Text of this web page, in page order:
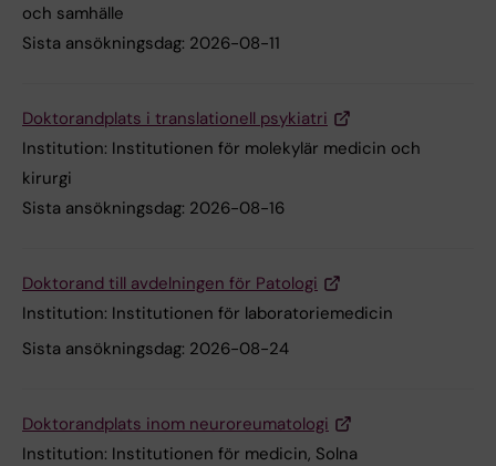
och samhälle
Sista ansökningsdag: 2026-08-11
Doktorandplats i translationell psykiatri
Institution: Institutionen för molekylär medicin och
kirurgi
Sista ansökningsdag: 2026-08-16
Doktorand till avdelningen för Patologi
Institution: Institutionen för laboratoriemedicin
Sista ansökningsdag: 2026-08-24
Doktorandplats inom neuroreumatologi
Institution: Institutionen för medicin, Solna